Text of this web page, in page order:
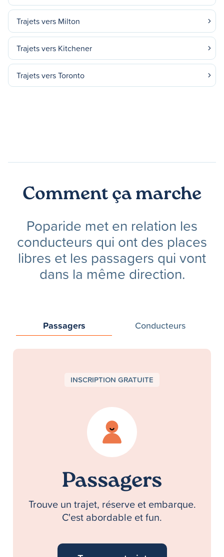
Trajets vers Milton
Trajets vers Kitchener
Trajets vers Toronto
Comment ça marche
Poparide met en relation les
conducteurs qui ont des places
libres et les passagers qui vont
dans la même direction.
Passagers Conducteurs
INSCRIPTION GRATUITE
Passagers
Trouve un trajet, réserve et embarque.
C'est abordable et fun.